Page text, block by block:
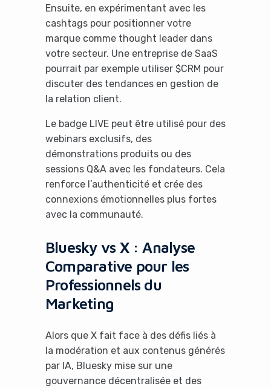
Ensuite, en expérimentant avec les
cashtags pour positionner votre
marque comme thought leader dans
votre secteur. Une entreprise de SaaS
pourrait par exemple utiliser $CRM pour
discuter des tendances en gestion de
la relation client.
Le badge LIVE peut être utilisé pour des
webinars exclusifs, des
démonstrations produits ou des
sessions Q&A avec les fondateurs. Cela
renforce l’authenticité et crée des
connexions émotionnelles plus fortes
avec la communauté.
Bluesky vs X : Analyse
Comparative pour les
Professionnels du
Marketing
Alors que X fait face à des défis liés à
la modération et aux contenus générés
par IA, Bluesky mise sur une
gouvernance décentralisée et des